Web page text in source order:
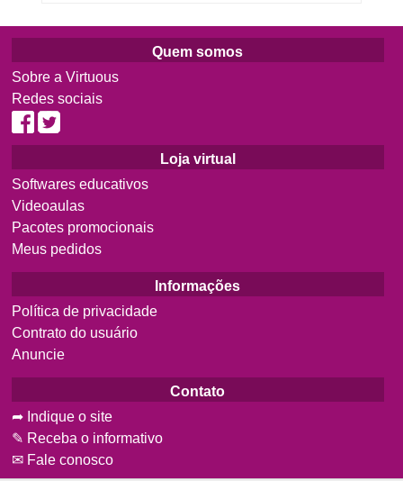
Quem somos
Sobre a Virtuous
Redes sociais
Loja virtual
Softwares educativos
Videoaulas
Pacotes promocionais
Meus pedidos
Informações
Política de privacidade
Contrato do usuário
Anuncie
Contato
➦ Indique o site
✎ Receba o informativo
✉ Fale conosco